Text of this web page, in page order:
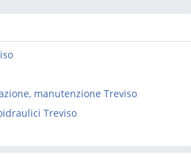
manutenzione Treviso
Treviso